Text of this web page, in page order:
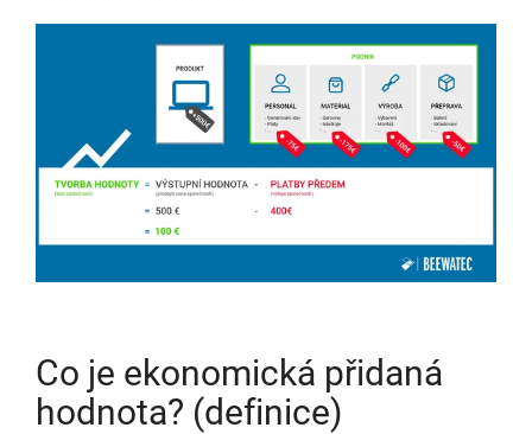
Co je ekonomická přidaná
hodnota? (definice)